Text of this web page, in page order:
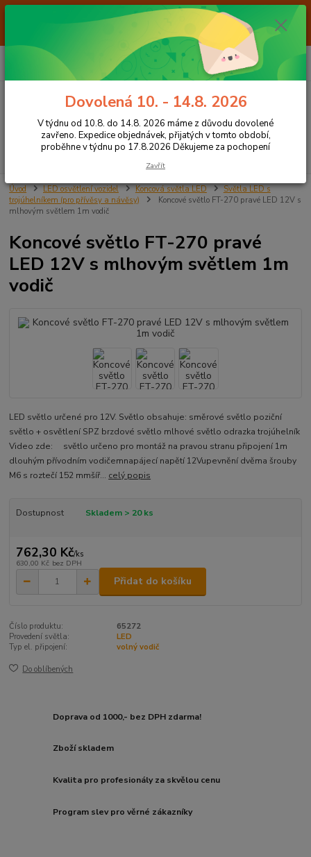
Od 7.8. do 14.8. 2026 máme z důvodu dovolené ZAVŘENO. Expedice
objednávek, přijatých v tomto období, proběhne v týdnu po 17.8.2026
Děkujeme za pochopení
CZK
Hledat
+420 605 283 713
za0,00 Kč
Úvod LED osvětlení vozidel Koncová světla LED
Světla LED s
trojúhelníkem (pro přívěsy a návěsy)
Koncové světlo FT-270 pravé LED 12V s
mlhovým světlem 1m vodič
Koncové světlo FT-270 pravé
LED 12V s mlhovým světlem 1m
vodič
LED světlo určené pro 12V. Světlo obsahuje: směrové světlo poziční
světlo + osvětlení SPZ brzdové světlo mlhové světlo odrazka trojúhelník
Video zde: světlo určeno pro montáž na pravou stranu připojení 1m
dlouhým přívodním vodičemnapájecí napětí 12Vupevnění dvěma šrouby
M6 s roztečí 152 mmšíř... celý popis
Dostupnost Skladem > 20 ks
762,30 Kč/ks
630,00 Kč bez DPH
Přidat do košíku
Číslo produktu:
65272
Provedení světla:
LED
Typ el. připojení:
volný vodič
Do oblíbených
Doprava od 1000,- bez DPH zdarma!
Zboží skladem
Kvalita pro profesionály za skvělou cenu
Program slev pro věrné zákazníky
Dovolená 10. - 14.8. 2026
V týdnu od 10.8. do 14.8. 2026 máme z důvodu dovolené
zavřeno. Expedice objednávek, přijatých v tomto období,
proběhne v týdnu po 17.8.2026 Děkujeme za pochopení
Zavřít